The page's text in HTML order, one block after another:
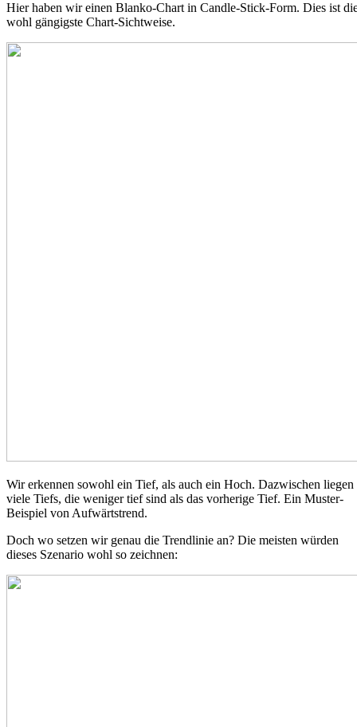
Hier haben wir einen Blanko-Chart in Candle-Stick-Form. Dies ist
wohl gängigste Chart-Sichtweise.
Wir erkennen sowohl ein Tief, als auch ein Hoch. Dazwischen liegen
viele Tiefs, die weniger tief sind als das vorherige Tief. Ein Muster-
Beispiel von Aufwärtstrend.
Doch wo setzen wir genau die Trendlinie an? Die meisten würden
dieses Szenario wohl so zeichnen: